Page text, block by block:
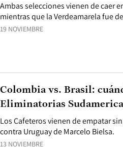
19 NOVIEMBRE
Ambas selecciones vienen de caer
mientras que la Verdeamarela fue
13 NOVIEMBRE
Los Cafeteros vienen de empatar
contra Uruguay de Marcelo Bielsa.
Colombia vs. Brasil:
Eliminatorias